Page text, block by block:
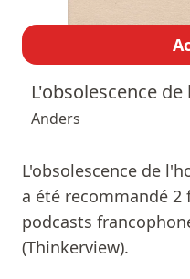
L'obsolescence
Anders
L'obsolescence de
a été recommandé
podcasts
(Thinkerview).